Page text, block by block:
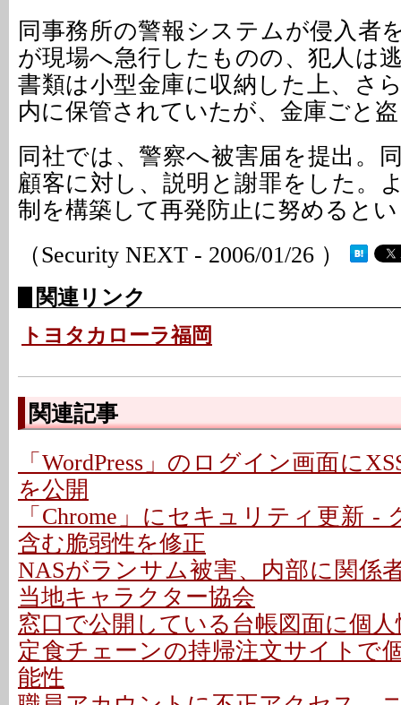
同事務所の警報システムが侵入者
が現場へ急行したものの、犯人は
書類は小型金庫に収納した上、さ
内に保管されていたが、金庫ごと
同社では、警察へ被害届を提出。
顧客に対し、説明と謝罪をした。
制を構築して再発防止に努めると
（Security NEXT - 2006/01/26 ）
関連リンク
トヨタカローラ福岡
関連記事
「WordPress」のログイン画面に
を公開
「Chrome」にセキュリティ更新 -
含む脆弱性を修正
NASがランサム被害、内部に関係
当地キャラクター協会
窓口で公開している台帳図面に個
定食チェーンの持帰注文サイトで
能性